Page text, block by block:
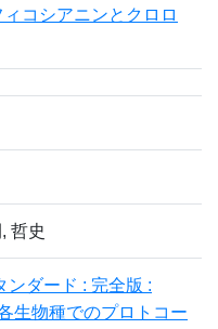
コシアニンとクロロ
哲史
ンダード : 完全版 :
生物種でのプロトコー